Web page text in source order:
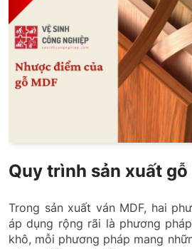
Quy trình sản xuất gỗ
Trong sản xuất ván MDF, hai
áp dụng rộng rãi là phương
khô, mỗi phương pháp mang